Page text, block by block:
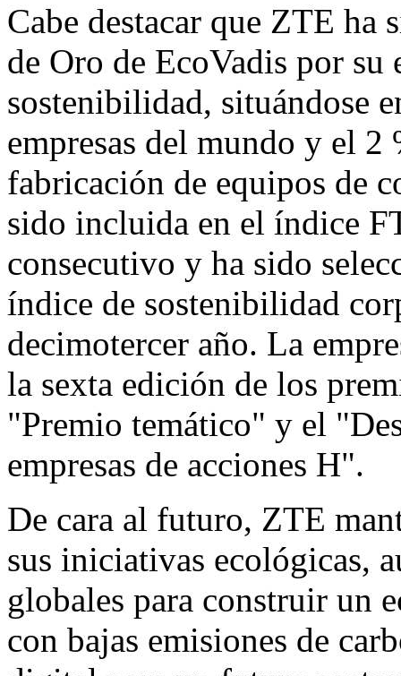
Cabe destacar que ZTE ha
de Oro de EcoVadis por su
sostenibilidad, situándose
empresas del mundo y el 2
fabricación de equipos de
sido incluida en el índice
consecutivo y ha sido
índice de sostenibilidad
decimotercer año. La
la sexta edición de los
"Premio temático" y el
empresas de acciones H".
De cara al futuro, ZTE
sus iniciativas ecológicas,
globales para construir un
con bajas emisiones de